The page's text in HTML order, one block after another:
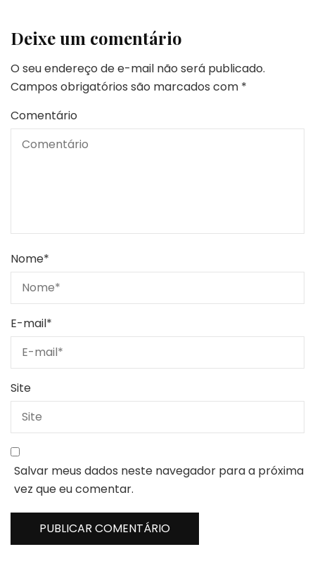
Deixe um comentário
O seu endereço de e-mail não será publicado.
Campos obrigatórios são marcados com *
Comentário
Nome*
E-mail*
Site
Salvar meus dados neste navegador para a próxima
vez que eu comentar.